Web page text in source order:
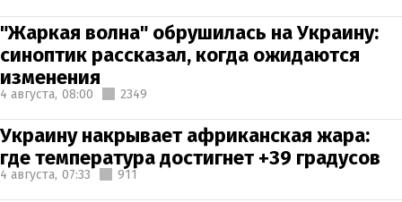
"Жаркая волна" обрушилась на Украину:
синоптик рассказал, когда ожидаются
изменения
4 августа, 08:00 2349
Украину накрывает африканская жара:
где температура достигнет +39 градусов
4 августа, 07:33 911